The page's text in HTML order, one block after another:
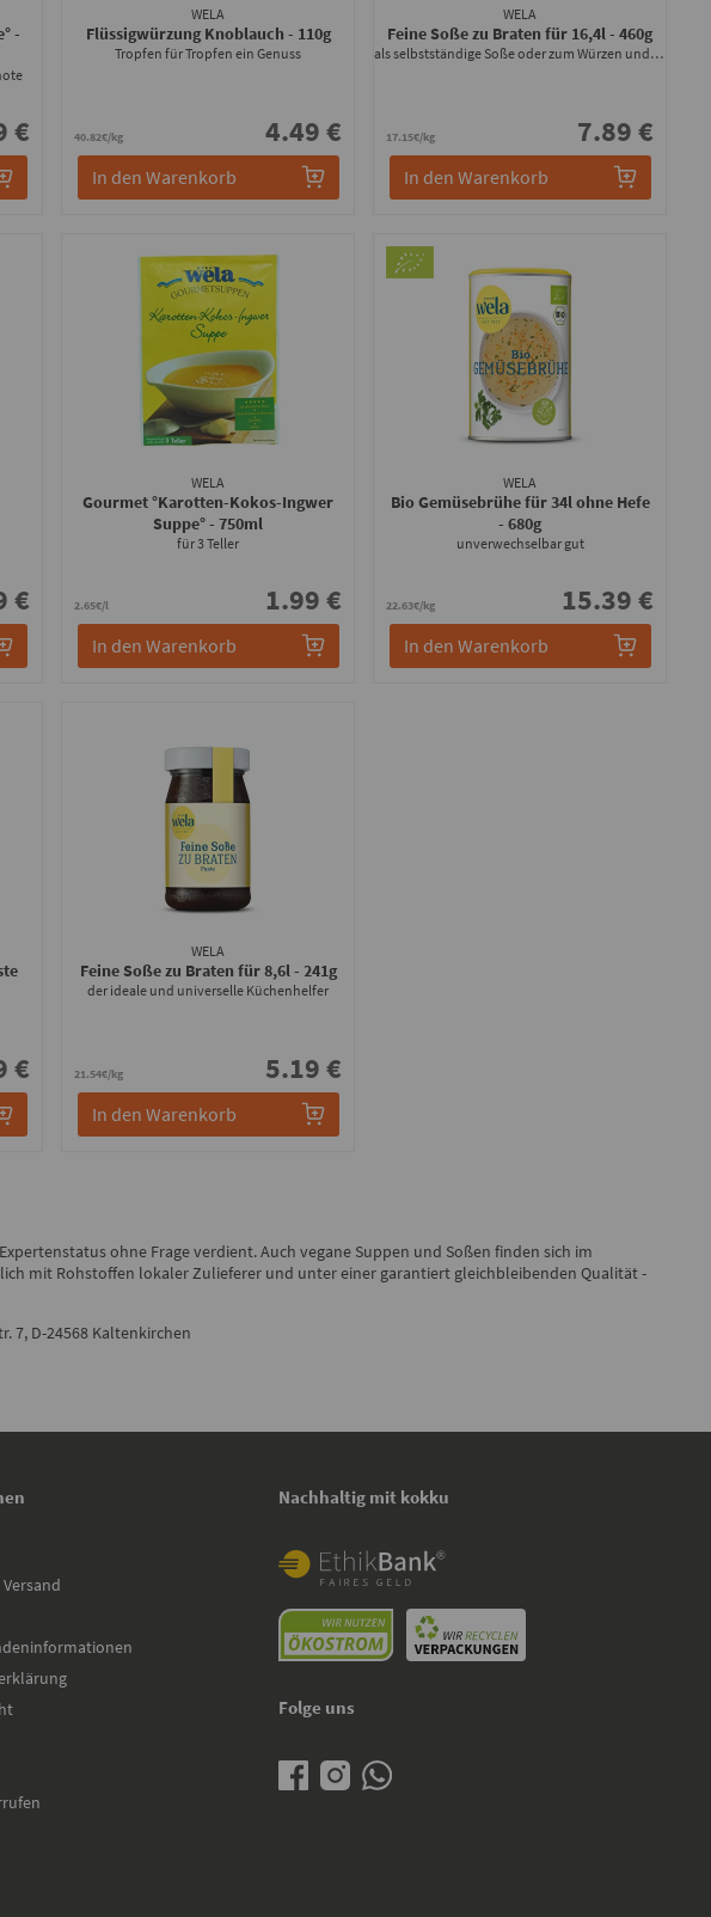
-
€
WELA
Flüssigwürzung Knoblauch - 110g
Tropfen für Tropfen ein Genuss
40.82€/kg 4.49 €
In den Warenkorb
WELA
Feine Soße zu Braten für 16,4l- 460g
als selbstständige Soße oder zum Würzen und Verfeinern
17.15€/kg 7.89 €
In den Warenkorb
€
WELA
Gourmet °Karotten-Kokos-Ingwer
Suppe°- 750ml
für 3 Teller
2.65€/l 1.99 €
In den Warenkorb
WELA
Bio Gemüsebrühe für 34l ohne Hefe
- 680g
unverwechselbar gut
22.63€/kg 15.39 €
In den Warenkorb
€
WELA
Feine Soße zu Braten für 8,6l- 241g
der ideale und universelle Küchenhelfer
21.54€/kg 5.19 €
In den Warenkorb
ohne Frage verdient. Auch vegane Suppen und Soßen finden sich im
mit Rohstoffen lokaler Zulieferer und unter einer garantiert gleichbleibenden Qualität -
7, D-24568 Kaltenkirchen
Nachhaltig mit kokku
Folge uns